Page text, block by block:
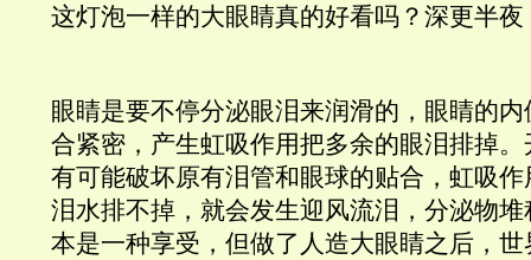
这灯泡一样的大眼睛真的好看吗？深更半
眼睛是要不停分泌眼泪来润滑的，眼睛的
合紧密，产生虹吸作用把多余的眼泪排掉
有可能破坏原有泪管和眼球的贴合，虹吸
泪水排不掉，就会发生迎风流泪，分泌物
本是一种享受，但做了人造大眼睛之后，